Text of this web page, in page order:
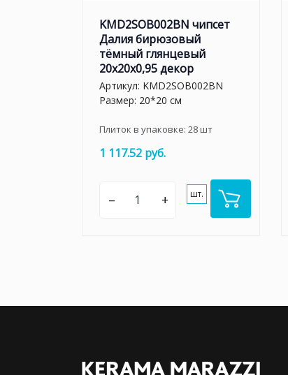
KMD2SOB002BN чипсет
Далия бирюзовый
тёмный глянцевый
20x20x0,95 декор
Артикул: KMD2SOB002BN
Размер: 20*20 см
Плиток в упаковке: 28шт
1 117.52 руб.
– + шт.